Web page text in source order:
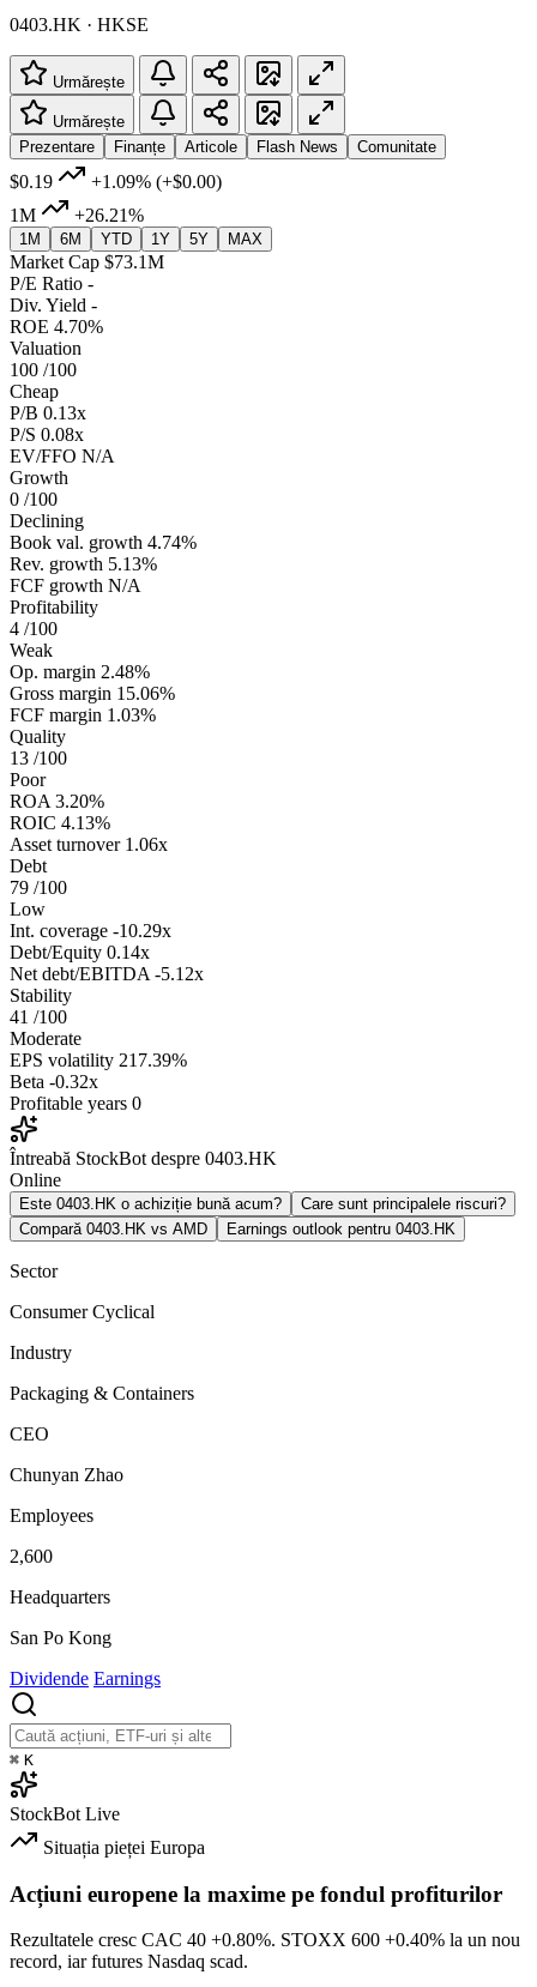
0403.HK · HKSE
Urmărește
Urmărește
Prezentare
Finanțe Articole Flash News Comunitate
$0.19 +1.09% (+$0.00)
1M
+26.21%
1M 6M YTD 1Y 5Y MAX
Market Cap $73.1M
P/E Ratio -
Div. Yield -
ROE 4.70%
Valuation
100 /100
Cheap
P/B 0.13x
P/S 0.08x
EV/FFO N/A
Growth
0 /100
Declining
Book val. growth 4.74%
Rev. growth 5.13%
FCF growth N/A
Profitability
4 /100
Weak
Op. margin 2.48%
Gross margin 15.06%
FCF margin 1.03%
Quality
13 /100
Poor
ROA 3.20%
ROIC 4.13%
Asset turnover 1.06x
Debt
79 /100
Low
Int. coverage -10.29x
Debt/Equity 0.14x
Net debt/EBITDA -5.12x
Stability
41 /100
Moderate
EPS volatility 217.39%
Beta -0.32x
Profitable years 0
Întreabă StockBot despre 0403.HK
Online
Este 0403.HK o achiziție bună acum?
Care sunt principalele riscuri?
Compară 0403.HK vs AMD
Earnings outlook pentru 0403.HK
Sector
Consumer Cyclical
Industry
Packaging & Containers
CEO
Chunyan Zhao
Employees
2,600
Headquarters
San Po Kong
Dividende Earnings
⌘ K
StockBot Live
Situația pieței Europa
Acțiuni europene la maxime pe fondul profiturilor
Rezultatele cresc CAC 40 +0.80%. STOXX 600 +0.40% la un nou
record, iar futures Nasdaq scad.